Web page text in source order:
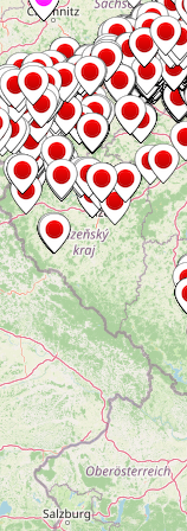
v Plavu
války v
v
hřbitově v
v
hřbitově v
v Dolním
na